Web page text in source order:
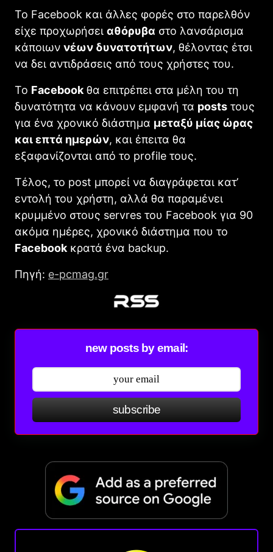
Το Faceboοk και άλλες φορές στο παρελθόν
είχε προχωρήσει αθόρυβα στο λανσάρισμα
κάποιων νέων δυνατοτήτων, θέλοντας έτσι
να δει αντιδράσεις από τους χρήστες του.
Το Faceboοkθα επιτρέπει στα μέλη του τη
δυνατότητα να κάνουν εμφανή τα posts τους
για ένα χρονικό διάστημα μεταξύ μίας ώρας
και επτά ημερών, και έπειτα θα
εξαφανίζονται από το profile τους.
Τέλος, το post μπορεί να διαγράφεται κατ’
εντολή του χρήστη, αλλά θα παραμένει
κρυμμένο στους servres του Facebοok για 90
ακόμα ημέρες, χρονικό διάστημα που το
Faceboοkκρατά ένα backup.
Πηγή: e-pcmag.gr
new posts by email:
subscribe